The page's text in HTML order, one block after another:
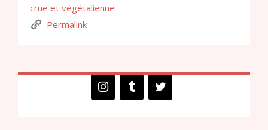
crue et végétalienne
Permalink